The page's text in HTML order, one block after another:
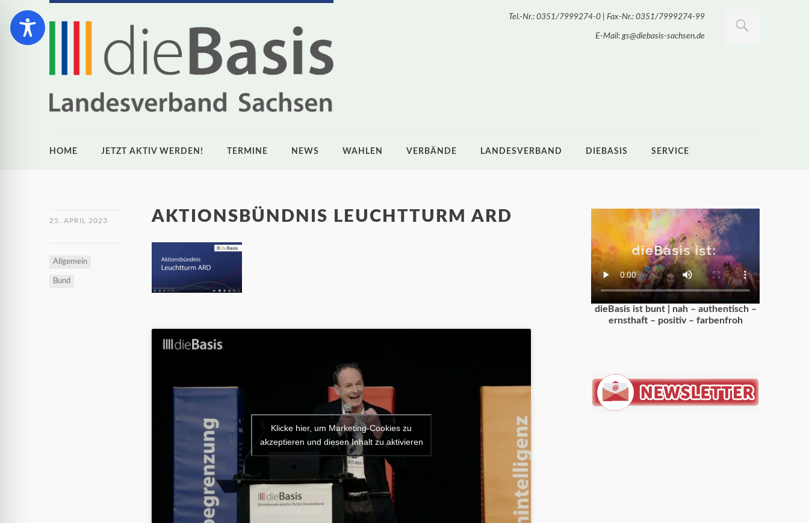
Tel.-Nr.: 0351/7999274-0 | Fax-Nr.: 0351/7999274-99
E-Mail: gs@diebasis-sachsen.de
HOME JETZT AKTIV WERDEN! TERMINE NEWS WAHLEN VERBÄNDE LANDESVERBAND DIEBASIS SERVICE
25. APRIL 2023
Allgemein
Bund
AKTIONSBÜNDNIS LEUCHTTURM ARD
Klicke hier, um Marketing-Cookies zu
akzeptieren und diesen Inhalt zu aktivieren
dieBasis ist bunt | nah – authentisch –
ernsthaft – positiv – farbenfroh